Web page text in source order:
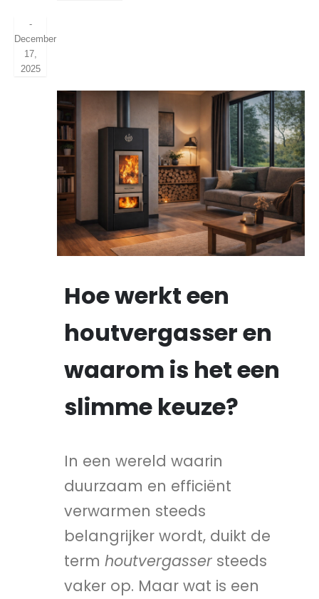
-
December
17,
2025
Hoe werkt een
houtvergasser en
waarom is het een
slimme keuze?
In een wereld waarin
duurzaam en efficiënt
verwarmen steeds
belangrijker wordt, duikt de
term houtvergasser steeds
vaker op. Maar wat is een